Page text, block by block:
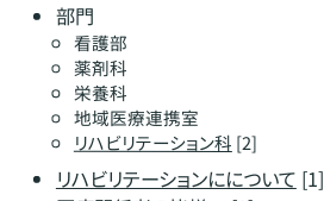
部門
看護部
薬剤科
栄養科
地域医療連携室
リハビリテーション科 [2]
リハビリテーションにについて [1]